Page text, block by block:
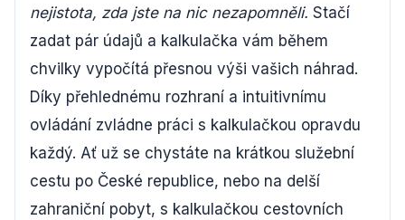
nejistota, zda jste na nic nezapomněli. Stačí
zadat pár údajů a kalkulačka vám během
chvilky vypočítá přesnou výši vašich náhrad.
Díky přehlednému rozhraní a intuitivnímu
ovládání zvládne práci s kalkulačkou opravdu
každý. Ať už se chystáte na krátkou služební
cestu po České republice, nebo na delší
zahraniční pobyt, s kalkulačkou cestovních